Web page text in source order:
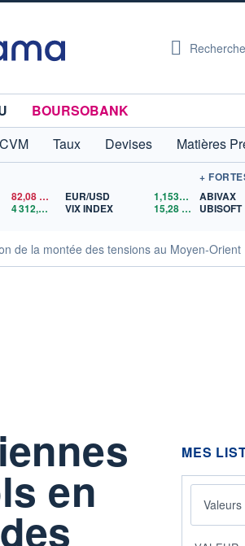
BOURSOBANK
Taux Devises Matières
82,08
4 312,63 $US
EUR/USD 1,1530$US
VIX INDEX
15,28$US
+
ABIVAX
UBISOFT
de la montée des tensions au Moyen-Orient
en
MES